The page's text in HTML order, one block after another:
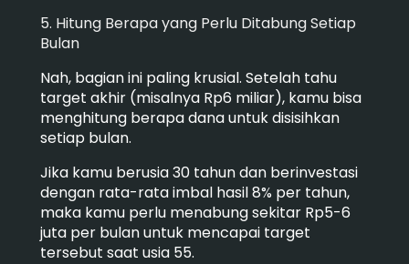
5. Hitung Berapa yang Perlu Ditabung Setiap
Bulan
Nah, bagian ini paling krusial. Setelah tahu
target akhir (misalnya Rp6 miliar), kamu bisa
menghitung berapa dana untuk disisihkan
setiap bulan.
Jika kamu berusia 30 tahun dan berinvestasi
dengan rata-rata imbal hasil 8% per tahun,
maka kamu perlu menabung sekitar Rp5-6
juta per bulan untuk mencapai target
tersebut saat usia 55.